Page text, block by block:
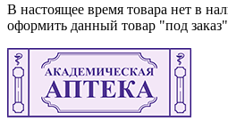
В настоящее время товара нет в
оформить данный товар "под